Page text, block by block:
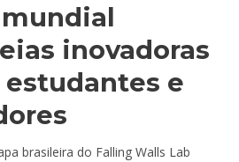
inovadoras
e
brasileira do Falling Walls Lab